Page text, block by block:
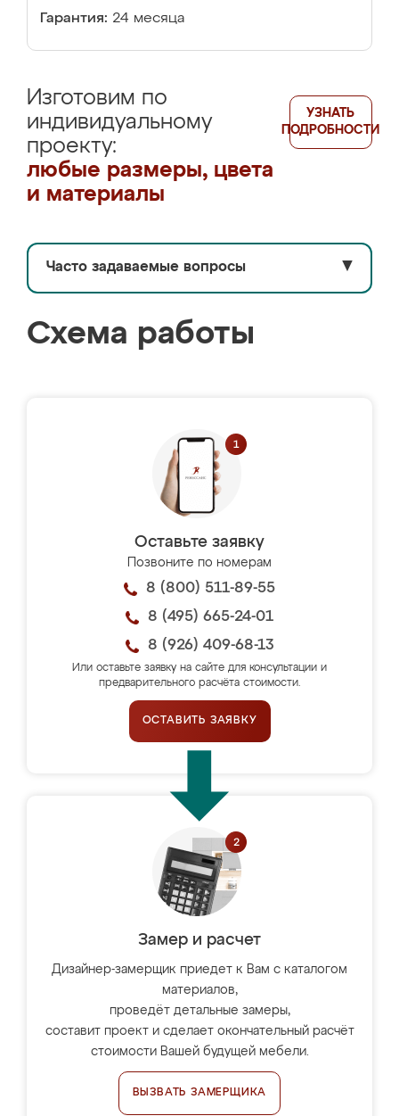
Гарантия: 24 месяца
Изготовим по
индивидуальному
проекту:
любые размеры, цвета
и материалы
УЗНАТЬ
ПОДРОБНОСТИ
Часто задаваемые вопросы ▼
Схема работы
Оставьте заявку
Позвоните по номерам
8 (800) 511-89-55
8 (495) 665-24-01
8 (926) 409-68-13
Или оставьте заявку на сайте для консультации и
предварительного расчёта стоимости.
ОСТАВИТЬ ЗАЯВКУ
Замер и расчет
Дизайнер-замерщик приедет к Вам с каталогом
материалов,
проведёт детальные замеры,
составит проект и сделает окончательный расчёт
стоимости Вашей будущей мебели.
ВЫЗВАТЬ ЗАМЕРЩИКА